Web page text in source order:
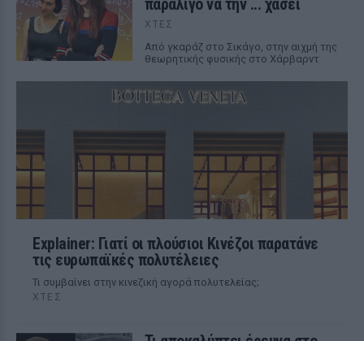
παραλίγο να την ... χάσει
ΧΤΕΣ
Από γκαράζ στο Σικάγο, στην αιχμή της
θεωρητικής φυσικής στο Χάρβαρντ
Explainer: Γιατί οι πλούσιοι Κινέζοι παρατάνε
τις ευρωπαϊκές πολυτέλειες
Τι συμβαίνει στην κινεζική αγορά πολυτελείας;
ΧΤΕΣ